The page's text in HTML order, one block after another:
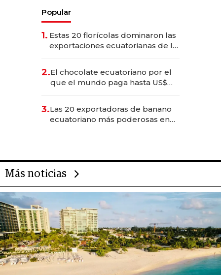
Popular
1. Estas 20 florícolas dominaron las
exportaciones ecuatorianas de la
2.El chocolate ecuatoriano por el
que el mundo paga hasta US$
3.Las 20 exportadoras de banano
ecuatoriano más poderosas en
Más noticias